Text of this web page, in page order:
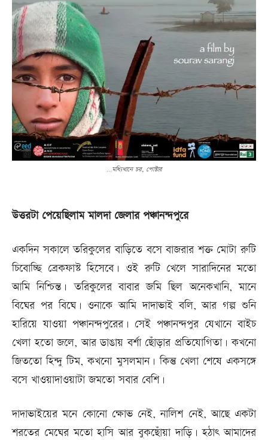
…মধ্যিখানে চর, পোস্টার
উত্তরটা পেয়েছিলাম মালদা জেলার পঞ্চানন্দপুরে
একদিন সকালে তরিকুলের বাড়িতে বসে বাজরার শক্ত মোটা রুটি
চিবোচ্ছি ব্রেকফাস্ট হিসেবে। ওই রুটি খেলে সারাদিনের মতো
আমি নিশ্চিন্ত। তরিকুলের বাবার জমি ছিল অনেকখানি, মানে
বিঘের পর বিঘে। ওনাকে আমি দাদাভাই বলি, আর গল্প শুনি
হারিয়ে যাওয়া পঞ্চানন্দপুরের। সেই পঞ্চানন্দপুর যেখানে বাইচ
খেলা হতো জলে, আর ডাঙায় বর্শা ছোঁড়ার প্রতিযোগিতা। কখনো
জিততো হিন্দু টিম, কখনো মুসলমান। কিন্তু খেলা শেষে একসঙ্গে
বসে খাওয়াদাওয়াটা জমতো সবার বেশি।
দাদাভাইয়ের মনে কোনো ক্ষোভ নেই, নালিশ নেই, আছে একটা
শরতের মেঘের মতো হাসি আর বুকছোঁয়া দাড়ি। হঠাৎ আমাদের